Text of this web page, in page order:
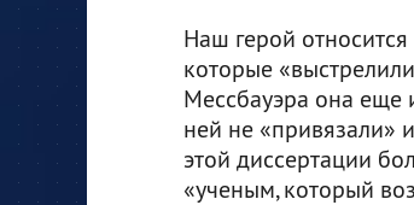
Наш герой
которые
Мессбауэра она еще
ней не «привязали»
этой диссертации
«ученым, который